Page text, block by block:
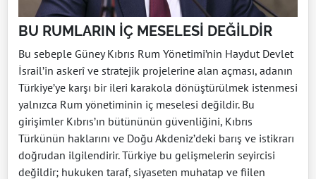
BU RUMLARIN İÇ MESELESİ DEĞİLDİR
Bu sebeple Güney Kıbrıs Rum Yönetimi’nin Haydut Devlet
İsrail’in askerî ve stratejik projelerine alan açması, adanın
Türkiye’ye karşı bir ileri karakola dönüştürülmek istenmesi
yalnızca Rum yönetiminin iç meselesi değildir. Bu
girişimler Kıbrıs’ın bütününün güvenliğini, Kıbrıs
Türkünün haklarını ve Doğu Akdeniz’deki barış ve istikrarı
doğrudan ilgilendirir. Türkiye bu gelişmelerin seyircisi
değildir; hukuken taraf, siyaseten muhatap ve fiilen